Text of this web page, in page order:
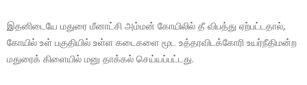
இதனிடையே மதுரை மீனாட்சி அம்மன் கோயிலில் தீ விபத்து ஏற்பட்டதால்,
கோயில் உள் பகுதியில் உள்ள கடைகளை மூட உத்தரவிடக்கோரி உயர்நீதிமன்ற
மதுரைக் கிளையில் மனு தாக்கல் செய்யப்பட்டது.